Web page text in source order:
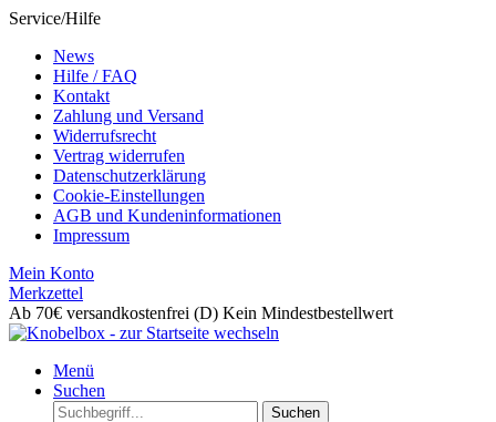
Service/Hilfe
News
Hilfe / FAQ
Kontakt
Zahlung und Versand
Widerrufsrecht
Vertrag widerrufen
Datenschutzerklärung
Cookie-Einstellungen
AGB und Kundeninformationen
Impressum
Mein Konto
Merkzettel
Ab 70€ versandkostenfrei (D) Kein Mindestbestellwert
Menü
Suchen
Suchen